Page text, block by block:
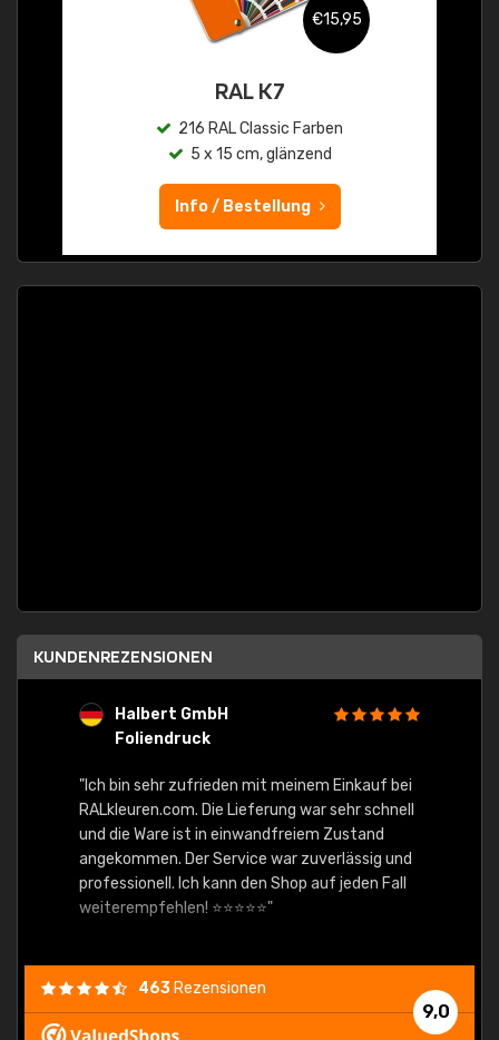
€15,95
RAL K7
216 RAL Classic Farben
5 x 15 cm, glänzend
Info / Bestellung
KUNDENREZENSIONEN
Halbert GmbH
Foliendruck
"Ich bin sehr zufrieden mit meinem Einkauf bei
RALkleuren.com. Die Lieferung war sehr schnell
und die Ware ist in einwandfreiem Zustand
angekommen. Der Service war zuverlässig und
professionell. Ich kann den Shop auf jeden Fall
weiterempfehlen! ⭐⭐⭐⭐⭐"
9,0
463 Rezensionen